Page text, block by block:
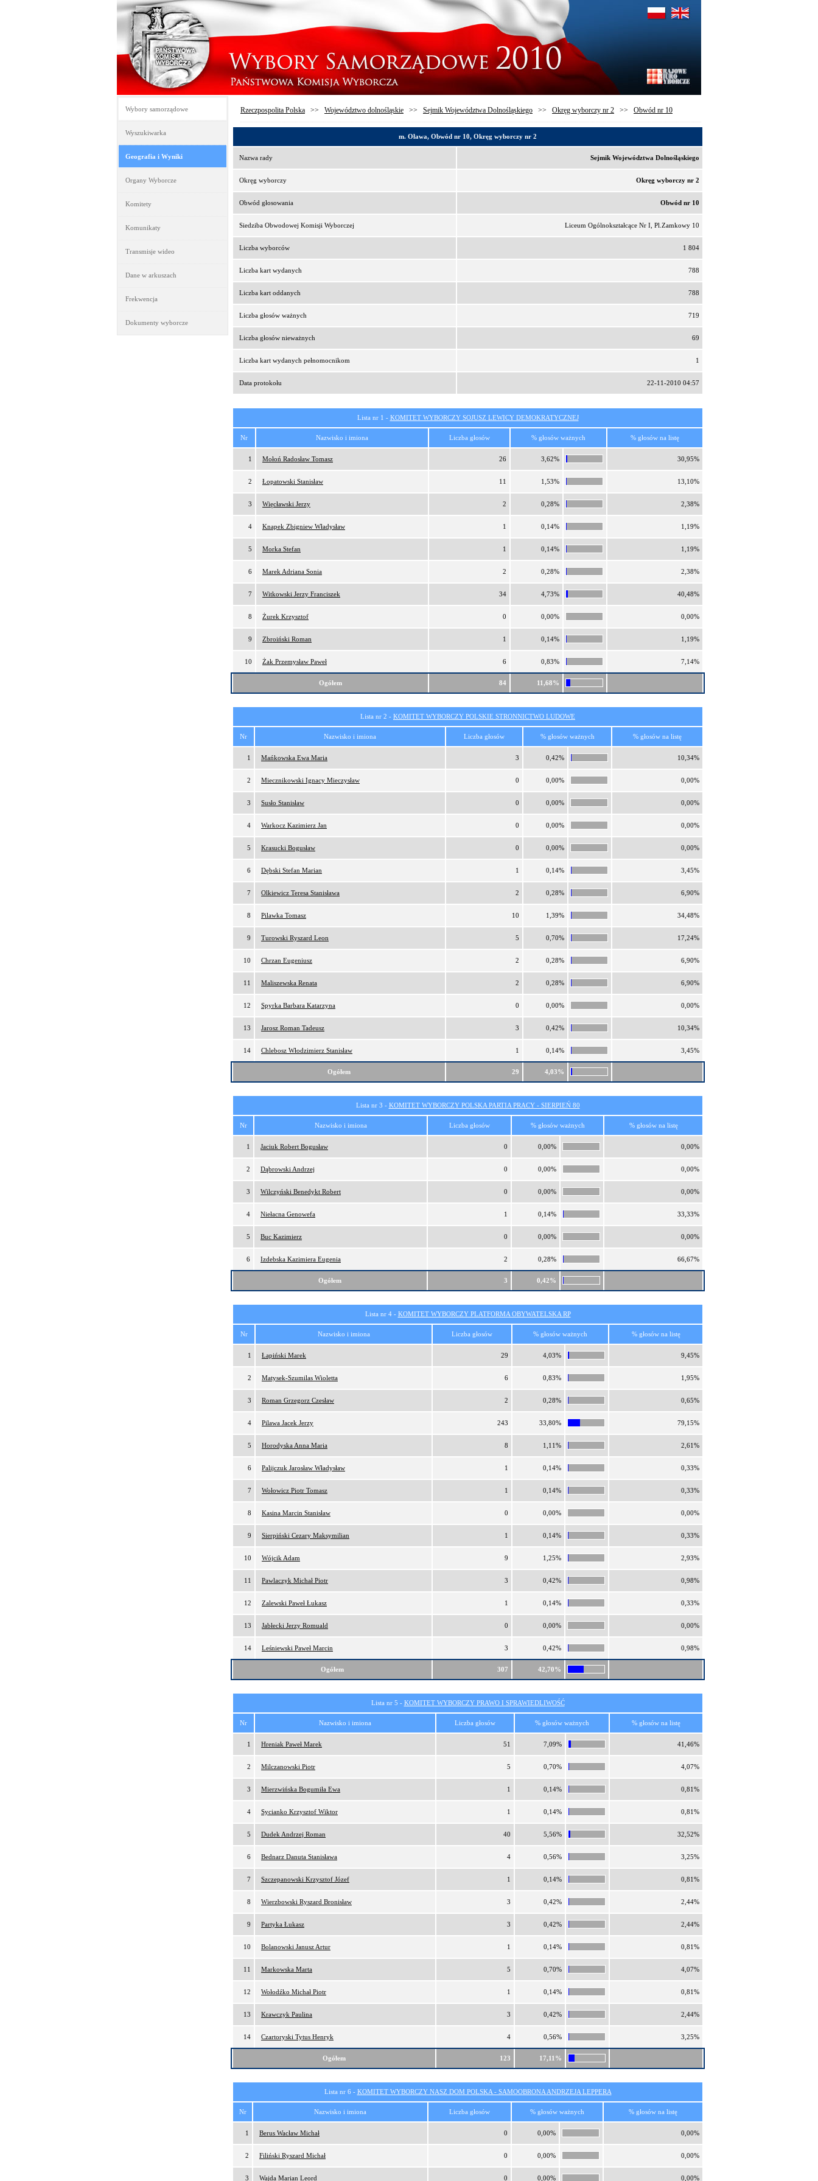
Wybory samorządowe
Wyszukiwarka
Geografia i Wyniki
Organy Wyborcze
Komitety
Komunikaty
Transmisje wideo
Dane w arkuszach
Frekwencja
Dokumenty wyborcze
Rzeczpospolita Polska >> Województwo dolnośląskie >> Sejmik Województwa Dolnośląskiego >> Okręg wyborczy nr 2 >> Obwód nr 10
m. Oława, Obwód nr 10, Okręg wyborczy nr 2
Nazwa rady Sejmik Województwa Dolnośląskiego
Okręg wyborczy Okręg wyborczy nr 2
Obwód głosowania Obwód nr 10
Siedziba Obwodowej Komisji Wyborczej Liceum Ogólnokształcące Nr I, Pl.Zamkowy 10
Liczba wyborców 1 804
Liczba kart wydanych 788
Liczba kart oddanych 788
Liczba głosów ważnych 719
Liczba głosów nieważnych 69
Liczba kart wydanych pełnomocnikom 1
Data protokołu 22-11-2010 04:57
Lista nr 1 - KOMITET WYBORCZY SOJUSZ LEWICY DEMOKRATYCZNEJ
Nr Nazwisko i imiona Liczba głosów % głosów ważnych % głosów na listę
1 Mołoń Radosław Tomasz 26 3,62% 30,95%
2 Łopatowski Stanisław 11 1,53% 13,10%
3 Więcławski Jerzy 2 0,28% 2,38%
4 Knapek Zbigniew Władysław 1 0,14% 1,19%
5 Morka Stefan 1 0,14% 1,19%
6 Marek Adriana Sonia 2 0,28% 2,38%
7 Witkowski Jerzy Franciszek 34 4,73% 40,48%
8 Żurek Krzysztof 0 0,00% 0,00%
9 Zbroiński Roman 1 0,14% 1,19%
10 Żak Przemysław Paweł 6 0,83% 7,14%
Ogółem 84 11,68%
Lista nr 2 - KOMITET WYBORCZY POLSKIE STRONNICTWO LUDOWE
Nr Nazwisko i imiona Liczba głosów % głosów ważnych % głosów na listę
1 Mańkowska Ewa Maria 3 0,42% 10,34%
2 Miecznikowski Ignacy Mieczysław 0 0,00% 0,00%
3 Susło Stanisław 0 0,00% 0,00%
4 Warkocz Kazimierz Jan 0 0,00% 0,00%
5 Krasucki Bogusław 0 0,00% 0,00%
6 Dębski Stefan Marian 1 0,14% 3,45%
7 Olkiewicz Teresa Stanisława 2 0,28% 6,90%
8 Pilawka Tomasz 10 1,39% 34,48%
9 Turowski Ryszard Leon 5 0,70% 17,24%
10 Chrzan Eugeniusz 2 0,28% 6,90%
11 Maliszewska Renata 2 0,28% 6,90%
12 Spyrka Barbara Katarzyna 0 0,00% 0,00%
13 Jarosz Roman Tadeusz 3 0,42% 10,34%
14 Chlebosz Włodzimierz Stanisław 1 0,14% 3,45%
Ogółem 29 4,03%
Lista nr 3 - KOMITET WYBORCZY POLSKA PARTIA PRACY - SIERPIEŃ 80
Nr Nazwisko i imiona Liczba głosów % głosów ważnych % głosów na listę
1 Jaciuk Robert Bogusław 0 0,00% 0,00%
2 Dąbrowski Andrzej 0 0,00% 0,00%
3 Wilczyński Benedykt Robert 0 0,00% 0,00%
4 Niełacna Genowefa 1 0,14% 33,33%
5 Buc Kazimierz 0 0,00% 0,00%
6 Izdebska Kazimiera Eugenia 2 0,28% 66,67%
Ogółem 3 0,42%
Lista nr 4 - KOMITET WYBORCZY PLATFORMA OBYWATELSKA RP
Nr Nazwisko i imiona Liczba głosów % głosów ważnych % głosów na listę
1 Łapiński Marek 29 4,03% 9,45%
2 Matysek-Szumilas Wioletta 6 0,83% 1,95%
3 Roman Grzegorz Czesław 2 0,28% 0,65%
4 Pilawa Jacek Jerzy 243 33,80% 79,15%
5 Horodyska Anna Maria 8 1,11% 2,61%
6 Palijczuk Jarosław Władysław 1 0,14% 0,33%
7 Wołowicz Piotr Tomasz 1 0,14% 0,33%
8 Kasina Marcin Stanisław 0 0,00% 0,00%
9 Sierpiński Cezary Maksymilian 1 0,14% 0,33%
10 Wójcik Adam 9 1,25% 2,93%
11 Pawlaczyk Michał Piotr 3 0,42% 0,98%
12 Zalewski Paweł Łukasz 1 0,14% 0,33%
13 Jabłecki Jerzy Romuald 0 0,00% 0,00%
14 Leśniewski Paweł Marcin 3 0,42% 0,98%
Ogółem 307 42,70%
Lista nr 5 - KOMITET WYBORCZY PRAWO I SPRAWIEDLIWOŚĆ
Nr Nazwisko i imiona Liczba głosów % głosów ważnych % głosów na listę
1 Hreniak Paweł Marek 51 7,09% 41,46%
2 Milczanowski Piotr 5 0,70% 4,07%
3 Mierzwińska Bogumiła Ewa 1 0,14% 0,81%
4 Sycianko Krzysztof Wiktor 1 0,14% 0,81%
5 Dudek Andrzej Roman 40 5,56% 32,52%
6 Bednarz Danuta Stanisława 4 0,56% 3,25%
7 Szczepanowski Krzysztof Józef 1 0,14% 0,81%
8 Wierzbowski Ryszard Bronisław 3 0,42% 2,44%
9 Partyka Łukasz 3 0,42% 2,44%
10 Bolanowski Janusz Artur 1 0,14% 0,81%
11 Markowska Marta 5 0,70% 4,07%
12 Wołodźko Michał Piotr 1 0,14% 0,81%
13 Krawczyk Paulina 3 0,42% 2,44%
14 Czartoryski Tytus Henryk 4 0,56% 3,25%
Ogółem 123 17,11%
Lista nr 6 - KOMITET WYBORCZY NASZ DOM POLSKA - SAMOOBRONA ANDRZEJA LEPPERA
Nr Nazwisko i imiona Liczba głosów % głosów ważnych % głosów na listę
1 Berus Wacław Michał 0 0,00% 0,00%
2 Filiński Ryszard Michał 0 0,00% 0,00%
3 Wajda Marian Leord 0 0,00% 0,00%